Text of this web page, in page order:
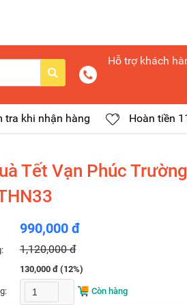
Hỗ trợ khách
tra khi nhận hàng Hoàn tiền
Tết Vạn Phúc
990,000 đ
1,120,000 đ
130,000 đ (12%)
Còn hàng